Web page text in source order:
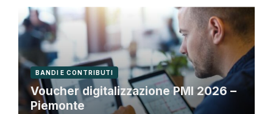
BANDI E CONTRIBUTI
Voucher digitalizzazione PMI 2026 –
Piemonte